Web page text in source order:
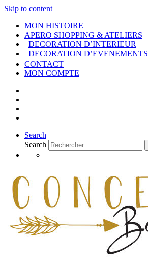
Skip to content
MON HISTOIRE
APERO SHOPPING & ATELIERS
DECORATION D’INTERIEUR
DECORATION D’EVENEMENTS
CONTACT
MON COMPTE
Search
Search